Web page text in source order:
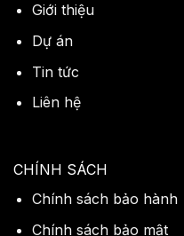
Giới thiệu
Dự án
Tin tức
Liên hệ
CHÍNH SÁCH
Chính sách bảo hành
Chính sách bảo mật